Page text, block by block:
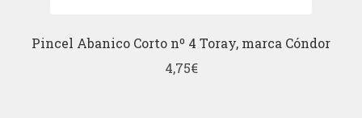
Pincel Abanico Corto nº 4 Toray, marca Cóndor
4,75€